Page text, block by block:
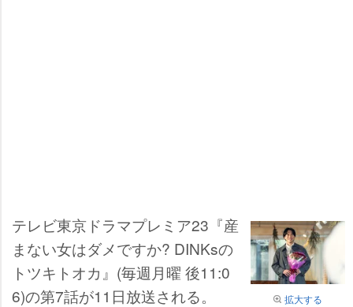
拡大する
テレビ東京ドラマプレミア23『産
まない女はダメですか? DINKsの
トツキトオカ』(毎週月曜 後11:0
6)の第7話が11日放送される。